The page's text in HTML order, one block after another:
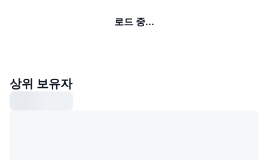
로드 중...
상위 보유자